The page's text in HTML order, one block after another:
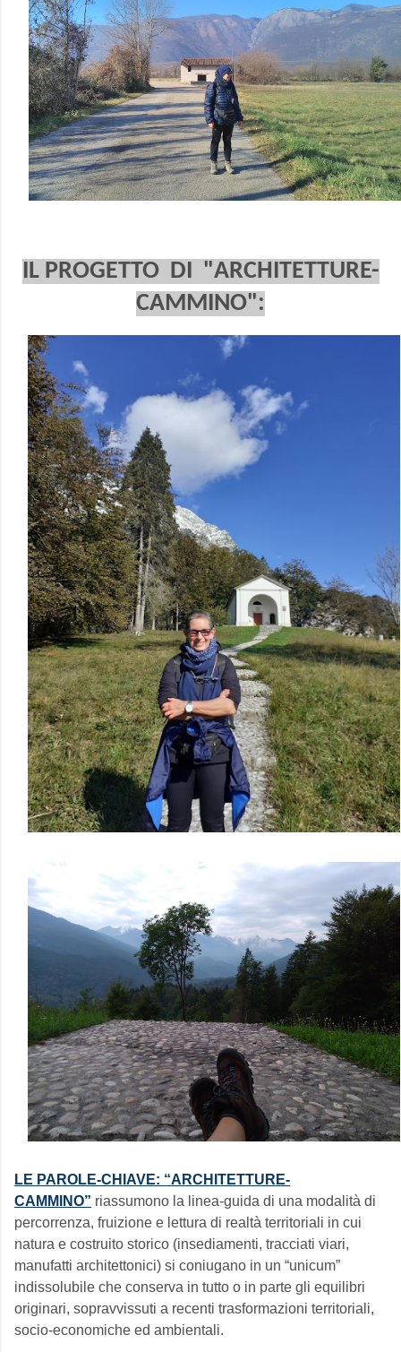
IL PROGETTO DI "ARCHITETTURE-
CAMMINO":
LE PAROLE-CHIAVE: “ARCHITETTURE-
CAMMINO” riassumono la linea-guida di una modalità di
percorrenza, fruizione e lettura di realtà territoriali in cui
natura e costruito storico (insediamenti, tracciati viari,
manufatti architettonici) si coniugano in un “unicum”
indissolubile che conserva in tutto o in parte gli equilibri
originari, sopravvissuti a recenti trasformazioni territoriali,
socio-economiche ed ambientali.